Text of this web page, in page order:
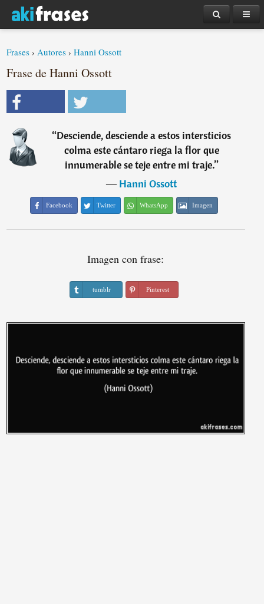
Frases ›Autores ›Hanni Ossott
Frase de Hanni Ossott
“Desciende, desciende a estos intersticios
colma este cántaro riega la flor que
innumerable se teje entre mi traje.”
―Hanni Ossott
Facebook Twitter WhatsApp Imagen
Imagen con frase:
tumblr Pinterest